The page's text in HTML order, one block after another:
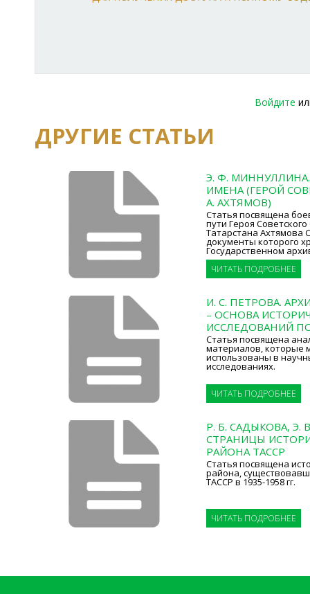
Войдите
ДРУГИЕ СТАТЬИ
Э. Ф.
ИМЕНА (ГЕРОЙ
А. АХТЯМОВ)
Статья посвящена
пути Героя
Татарстана Ахтямова
документы которого
Государственном
ЧИТАТЬ ПОДРОБНЕЕ
И. С. ПЕТРОВА.
– ОСНОВА
ИССЛЕДОВАНИЙ
Статья посвящена
материалов, которые
использованы в
исследованиях.
ЧИТАТЬ ПОДРОБНЕЕ
Р. Б. САДЫКОВА, Э.
СТРАНИЦЫ
РАЙОНА ТАССР
Статья посвящена
района,
ТАССР в 1935-1958 гг.
ЧИТАТЬ ПОДРОБНЕЕ